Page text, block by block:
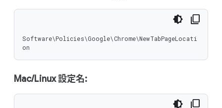
Software\Policies\Google\Chrome\NewTabPageLocati
on
Mac/Linux 設定名: